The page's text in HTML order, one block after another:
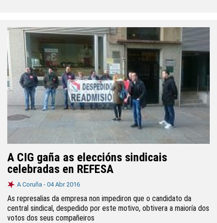
A CIG gaña as eleccións sindicais
celebradas en REFESA
A Coruña - 04 Abr 2016
As represalias da empresa non impediron que o candidato da
central sindical, despedido por este motivo, obtivera a maioría dos
votos dos seus compañeiros